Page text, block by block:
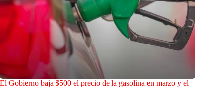
El Gobierno baja $500 el precio de la gasolina en marzo y el